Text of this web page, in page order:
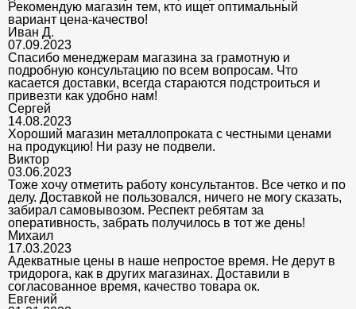
Рекомендую магазин тем, кто ищет оптимальный
вариант цена-качество!
Иван Д.
07.09.2023
Спасибо менеджерам магазина за грамотную и
подробную консультацию по всем вопросам. Что
касается доставки, всегда стараются подстроиться и
привезти как удобно нам!
Сергей
14.08.2023
Хороший магазин металлопроката с честными ценами
на продукцию! Ни разу не подвели.
Виктор
03.06.2023
Тоже хочу отметить работу консультантов. Все четко и по
делу. Доставкой не пользовался, ничего не могу сказать,
забирал самовывозом. Респект ребятам за
оперативность, забрать получилось в тот же день!
Михаил
17.03.2023
Адекватные цены в наше непростое время. Не дерут в
тридорога, как в других магазинах. Доставили в
согласованное время, качество товара ок.
Евгений